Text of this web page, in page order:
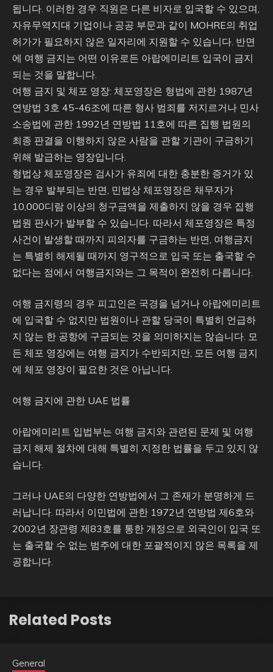
됩니다. 이러한 경우 직원은 다른 비자로 입국할 수 있으며,
자유무역지대 기업이나 공공 부문과 같이 MOHRE의 취업
허가가 필요하지 않은 일자리에 지원할 수 있습니다. 반면
에 여행 금지는 어떤 이유로든 아랍에미리트 입국이 금지
되는 것을 말합니다.
여행 금지 및 체포 영장: 체포영장은 형법에 관한 1987년
연방법 3호 45-46조에 따른 형사 범죄를 저지르거나 민사
소송법에 관한 1992년 연방법 11호에 따른 집행 법원의
최종 판결을 이행하지 않은 사람을 관할 기관이 구금하기
위해 발급하는 영장입니다.
형법상 체포영장은 검사가 유죄에 대한 충분한 증거가 있
는 경우 발부되는 반면, 민법상 체포영장은 채무자가
10,000디람 이상의 청구금액을 제출하지 않을 경우 집행
법원 판사가 발부할 수 있습니다. 따라서 체포영장은 특정
사건이 발생할 때까지 피의자를 구금하는 반면, 여행금지
는 특별히 해제될 때까지 영구적으로 입국 또는 출국할 수
없다는 점에서 여행금지와는 그 목적이 완전히 다릅니다.
여행 금지령의 경우 피고인은 국경을 넘거나 아랍에미리트
에 입국할 수 없지만 법원이나 관할 당국이 특별히 언급하
지 않는 한 공항에 구금되는 것을 의미하지는 않습니다. 모
든 체포 영장에는 여행 금지가 수반되지만, 모든 여행 금지
에 체포 영장이 필요한 것은 아닙니다.
여행 금지에 관한 UAE 법률
아랍에미리트 입법부는 여행 금지와 관련된 문제 및 여행
금지 해제 절차에 대해 특별히 지정한 법률을 두고 있지 않
습니다.
그러나 UAE의 다양한 연방법에서 그 존재가 분명하게 드
러납니다. 따라서 이민법에 관한 1972년 연방법 제6호와
2002년 장관령 제83호를 통한 개정으로 외국인이 입국 또
는 출국할 수 없는 범주에 대한 포괄적이지 않은 목록을 제
공합니다.
Related Posts
General